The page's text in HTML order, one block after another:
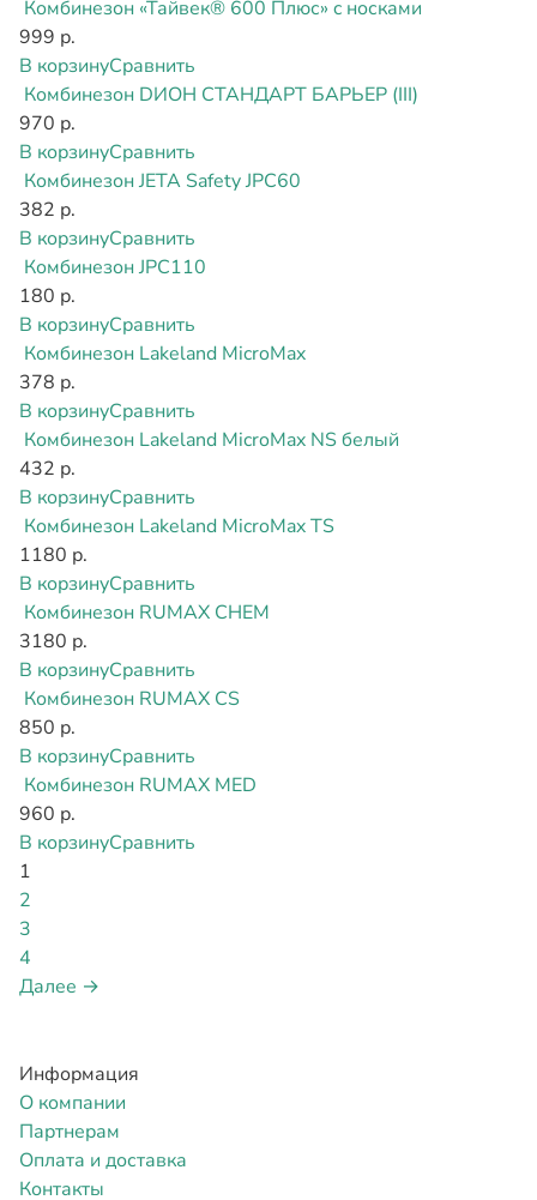
Комбинезон «Тайвек® 600 Плюс» c носками
999 р.
В корзинуСравнить
Комбинезон DИОН СТАНДАРТ БАРЬЕР (III)
970 р.
В корзинуСравнить
Комбинезон JETA Safety JPC60
382 р.
В корзинуСравнить
Комбинезон JPC110
180 р.
В корзинуСравнить
Комбинезон Lakeland MicroMax
378 р.
В корзинуСравнить
Комбинезон Lakeland MicroMax NS белый
432 р.
В корзинуСравнить
Комбинезон Lakeland MicroMax TS
1180 р.
В корзинуСравнить
Комбинезон RUMAX CHEM
3180 р.
В корзинуСравнить
Комбинезон RUMAX CS
850 р.
В корзинуСравнить
Комбинезон RUMAX MED
960 р.
В корзинуСравнить
1
2
3
4
Далее →
Информация
О компании
Партнерам
Оплата и доставка
Контакты